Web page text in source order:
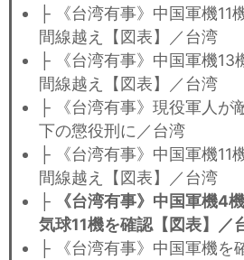
├ 《台湾有事》中国軍機11
間線越え【図表】／台湾
├ 《台湾有事》中国軍機13
間線越え【図表】／台湾
├ 《台湾有事》現役軍人が
下の懲役刑に／台湾
├ 《台湾有事》中国軍機11
間線越え【図表】／台湾
├
《台湾有事》中国軍機4
気球11機を確認【図表】／
├ 《台湾有事》中国軍機を